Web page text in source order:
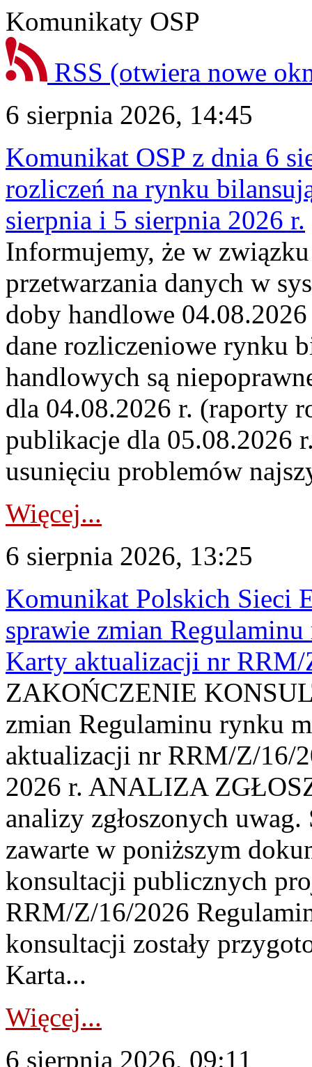
Komunikaty OSP
RSS (otwiera nowe
6 sierpnia 2026, 14:45
Komunikat OSP z dnia 6
rozliczeń na rynku
sierpnia i 5 sierpnia 2026 r.
Informujemy, że w
przetwarzania danych w
doby handlowe
dane rozliczeniowe rynku
handlowych są
dla 04.08.2026 r. (raporty
publikacje dla 05.08.2026
usunięciu problemów
Więcej...
6 sierpnia 2026, 13:25
Komunikat Polskich Sieci
sprawie zmian
Karty aktualizacji nr
ZAKOŃCZENIE
zmian Regulaminu rynku
aktualizacji nr RRM/Z/16/
2026 r. ANALIZA
analizy zgłoszonych
zawarte w poniższym
konsultacji publicznych
RRM/Z/16/2026
konsultacji zostały
Karta...
Więcej...
6 sierpnia 2026, 09:11